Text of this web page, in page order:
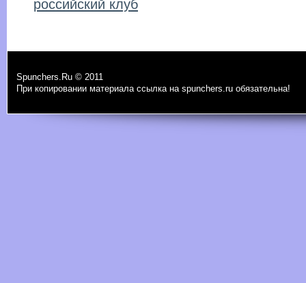
российский клуб
Spunchers.Ru © 2011
При копировании материала ссылка на spunchers.ru обязательна!